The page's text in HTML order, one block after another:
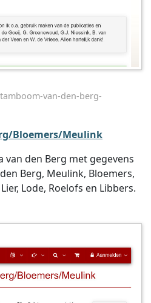
van-den-berg-
Bloemers/Meulink
van den Berg met gegevens
Berg, Meulink, Bloemers,
Lode, Roelofs en Libbers.